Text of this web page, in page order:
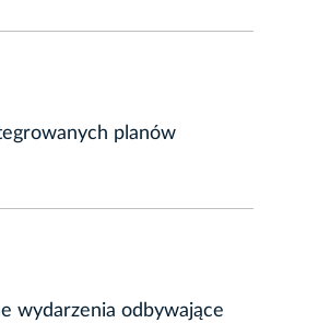
planów
wydarzenia odbywające